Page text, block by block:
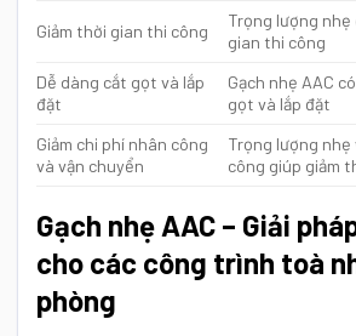
Giảm thời gian thi công
Trọng lượng
gian thi công
Dễ dàng cắt gọt và lắp
đặt
Gạch nhẹ AAC
gọt và lắp đặt
Giảm chi phí nhân công
và vận chuyển
Trọng lượng nhẹ
công giúp giảm
Gạch nhẹ AAC – Giải
cho các công trình toà
phòng